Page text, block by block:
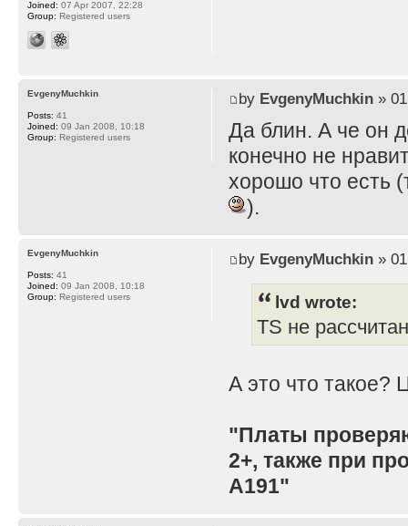
Joined: 07 Apr 2007, 22:28
Group: Registered users
by EvgenyMuchkin» 01
Да блин. А че он
конечно не
хорошо что есть
).
EvgenyMuchkin
Posts: 41
Joined: 09 Jan 2008, 10:18
Group: Registered users
by EvgenyMuchkin» 01
lvd wrote:
TS не
А это что такое?
"Платы
2+, также при
A191"
EvgenyMuchkin
Posts: 41
Joined: 09 Jan 2008, 10:18
Group: Registered users